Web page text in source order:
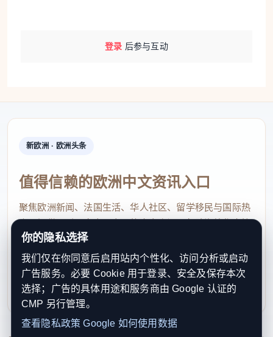
登录 后参与互动
新欧洲 · 欧洲头条
值得信赖的欧洲中文资讯入口
聚焦欧洲新闻、法国生活、华人社区、留学移民与国际热
点，提供及时、真实、实用的中文资讯，帮助海外华人快
速了解欧洲动态。
contact@xinouzhou.com
服务支持、版权与合作：工作日优先处理站务、投稿与权
利通知
你的隐私选择
我们仅在你同意后启用站内个性化、访问分析或启动
广告服务。必要 Cookie 用于登录、安全及保存本次
选择；广告的具体用途和服务商由 Google 认证的
CMP 另行管理。
查看隐私政策 Google 如何使用数据